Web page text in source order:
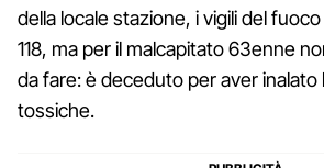
della locale stazione, i vigili del
118, ma per il malcapitato 63enne
da fare: è deceduto per aver
tossiche.